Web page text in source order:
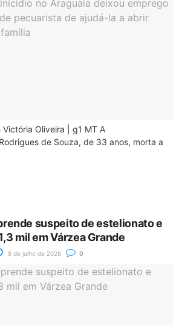
Victória Oliveira | g1 MT A
de Souza, de 33 anos, morta a
suspeito de estelionato e
mil em Várzea Grande
8 de julho de 2026 0